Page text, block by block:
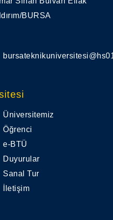
BURSA
Üniversitemiz
Öğrenci
e-BTÜ
Duyurular
Sanal Tur
İletişim